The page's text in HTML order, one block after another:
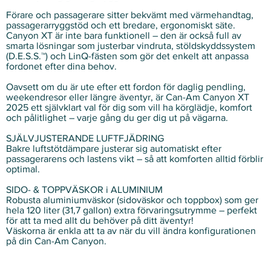
Förare och passagerare sitter bekvämt med värmehandtag,
passagerarryggstöd och ett bredare, ergonomiskt säte.
Canyon XT är inte bara funktionell – den är också full av
smarta lösningar som justerbar vindruta, stöldskyddssystem
(D.E.S.S.™) och LinQ-fästen som gör det enkelt att anpassa
fordonet efter dina behov.
Oavsett om du är ute efter ett fordon för daglig pendling,
weekendresor eller längre äventyr, är Can-Am Canyon XT
2025 ett självklart val för dig som vill ha körglädje, komfort
och pålitlighet – varje gång du ger dig ut på vägarna.
SJÄLVJUSTERANDE LUFTFJÄDRING
Bakre luftstötdämpare justerar sig automatiskt efter
passagerarens och lastens vikt – så att komforten alltid förblir
optimal.
SIDO- & TOPPVÄSKOR i ALUMINIUM
Robusta aluminiumväskor (sidoväskor och toppbox) som ger
hela 120 liter (31,7 gallon) extra förvaringsutrymme – perfekt
för att ta med allt du behöver på ditt äventyr!
Väskorna är enkla att ta av när du vill ändra konfigurationen
på din Can-Am Canyon.